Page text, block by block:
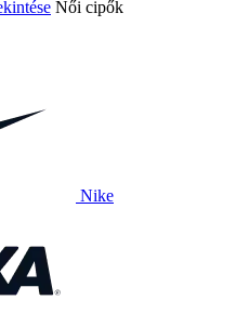
Női cipők
Nike